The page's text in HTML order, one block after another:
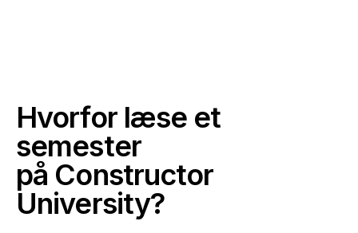
Hvorfor læse et
semester
på Constructor
University?